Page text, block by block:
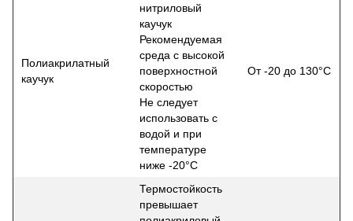
Полиакрилатный
каучук
нитриловый
каучук
Рекомендуемая
среда с высокой
поверхностной
скоростью
Не следует
использовать с
водой и при
температуре
ниже -20°С
От -20 до 130°С
Термостойкость
превышает